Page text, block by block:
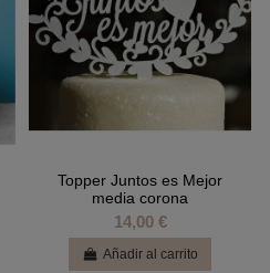
Topper Juntos es Mejor
media corona
14,00 €
Añadir al carrito